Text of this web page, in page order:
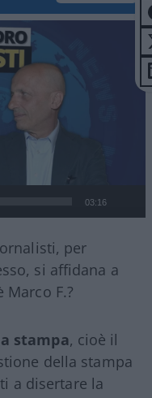
03:16
per
si affidana a
Marco F.?
stampa, cioè il
della stampa
a disertare la